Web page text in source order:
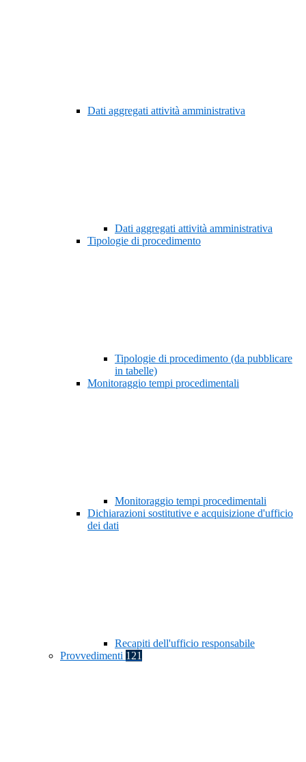
Dati aggregati attività amministrativa
Dati aggregati attività amministrativa
Tipologie di procedimento
Tipologie di procedimento (da pubblicare
in tabelle)
Monitoraggio tempi procedimentali
Monitoraggio tempi procedimentali
Dichiarazioni sostitutive e acquisizione d'ufficio
dei dati
Recapiti dell'ufficio responsabile
Provvedimenti 121